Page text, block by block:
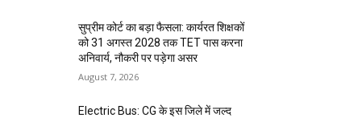
सुप्रीम कोर्ट का बड़ा फैसला: कार्यरत शिक्षकों
को 31 अगस्त 2028 तक TET पास करना
अनिवार्य, नौकरी पर पड़ेगा असर
August 7, 2026
Electric Bus: CG के इस जिले में जल्द